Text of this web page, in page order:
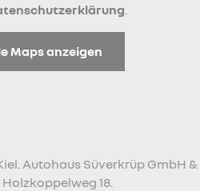
.
Maps anzeigen
Autohaus Süverkrüp GmbH &
18.